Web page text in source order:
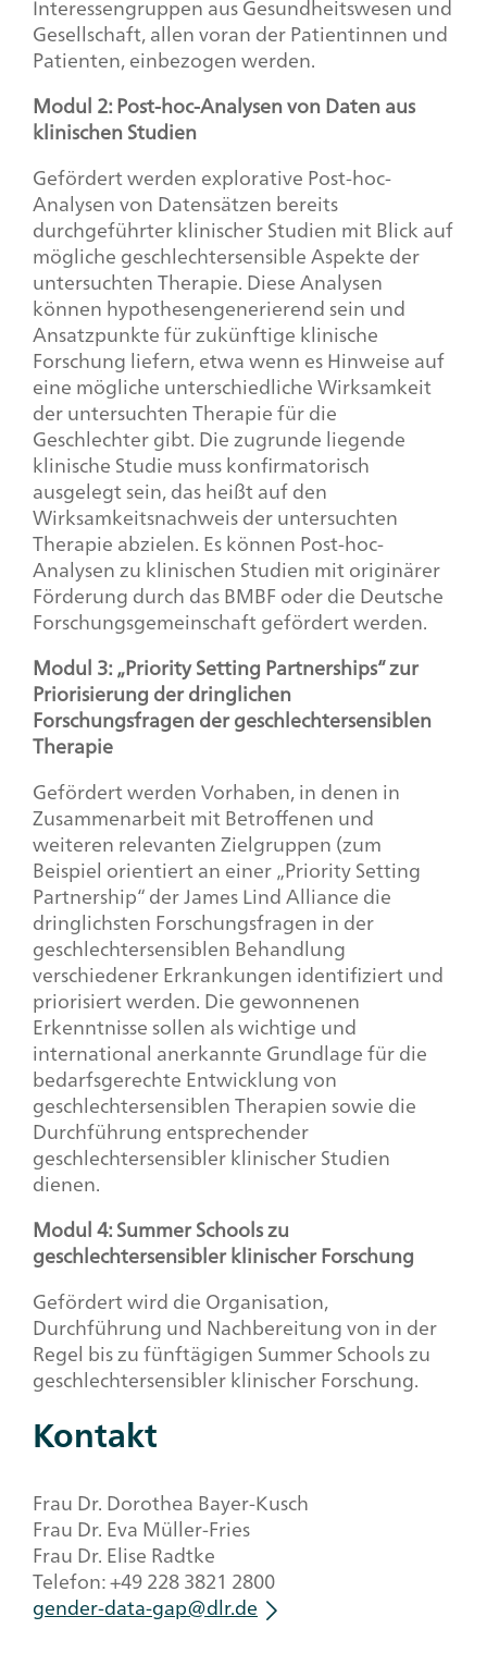
Interessengruppen aus Gesundheitswesen und
Gesellschaft, allen voran der Patientinnen und
Patienten, einbezogen werden.
Modul 2: Post-hoc-Analysen von Daten aus
klinischen Studien
Gefördert werden explorative Post-hoc-
Analysen von Datensätzen bereits
durchgeführter klinischer Studien mit Blick auf
mögliche geschlechtersensible Aspekte der
untersuchten Therapie. Diese Analysen
können hypothesengenerierend sein und
Ansatzpunkte für zukünftige klinische
Forschung liefern, etwa wenn es Hinweise auf
eine mögliche unterschiedliche Wirksamkeit
der untersuchten Therapie für die
Geschlechter gibt. Die zugrunde liegende
klinische Studie muss konfirmatorisch
ausgelegt sein, das heißt auf den
Wirksamkeitsnachweis der untersuchten
Therapie abzielen. Es können Post-hoc-
Analysen zu klinischen Studien mit originärer
Förderung durch das BMBF oder die Deutsche
Forschungsgemeinschaft gefördert werden.
Modul 3: „Priority Setting Partnerships“ zur
Priorisierung der dringlichen
Forschungsfragen der geschlechtersensiblen
Therapie
Gefördert werden Vorhaben, in denen in
Zusammenarbeit mit Betroffenen und
weiteren relevanten Zielgruppen (zum
Beispiel orientiert an einer „Priority Setting
Partnership“ derJames Lind Alliancedie
dringlichsten Forschungsfragen in der
geschlechtersensiblen Behandlung
verschiedener Erkrankungen identifiziert und
priorisiert werden. Die gewonnenen
Erkenntnisse sollen als wichtige und
international anerkannte Grundlage für die
bedarfsgerechte Entwicklung von
geschlechtersensiblen Therapien sowie die
Durchführung entsprechender
geschlechtersensibler klinischer Studien
dienen.
Modul 4:Summer Schoolszu
geschlechtersensibler klinischer Forschung
Gefördert wird die Organisation,
Durchführung und Nachbereitung von in der
Regel bis zu fünftägigenSummer Schoolszu
geschlechtersensibler klinischer Forschung.
Kontakt
Frau Dr. Dorothea Bayer-Kusch
Frau Dr. Eva Müller-Fries
Frau Dr. Elise Radtke
Telefon: +49 228 3821 2800
gender-data-gap@dlr.de